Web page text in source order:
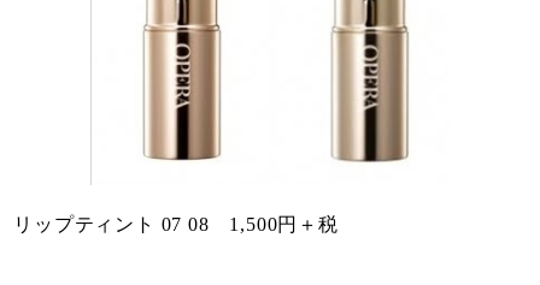
リップティント 07 08 1,500円＋税